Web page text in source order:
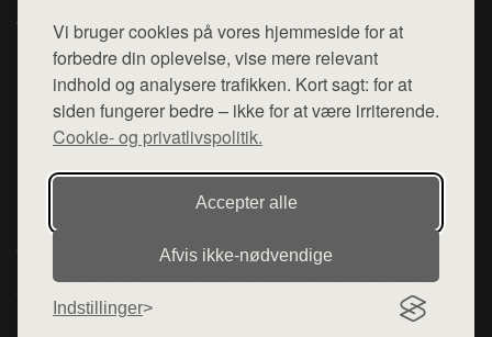
Vi bruger cookies på vores hjemmeside for at
forbedre din oplevelse, vise mere relevant
indhold og analysere trafikken. Kort sagt: for at
siden fungerer bedre – ikke for at være irriterende.
Cookie- og privatlivspolitik.
Accepter alle
Afvis ikke‑nødvendige
Indstillinger
Top Rabatter
Kontakt
Mail: hej@want.dk
Cookie- og privatlivspolitik
Denne side er en del af want.dk, der udgiver en række
hjemmesider med præsentation af forskellige produkter fra
diverse webshops. Der sælges ikke varer fra denne side - vi
henviser til de shops, som sælger varen. Vi har heller ikke
varerne på lager.